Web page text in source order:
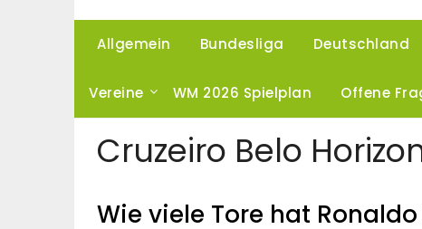
Allgemein Bundesliga Deutschland
Vereine WM 2026 Spielplan Offene
Cruzeiro Belo
Wie viele Tore hat